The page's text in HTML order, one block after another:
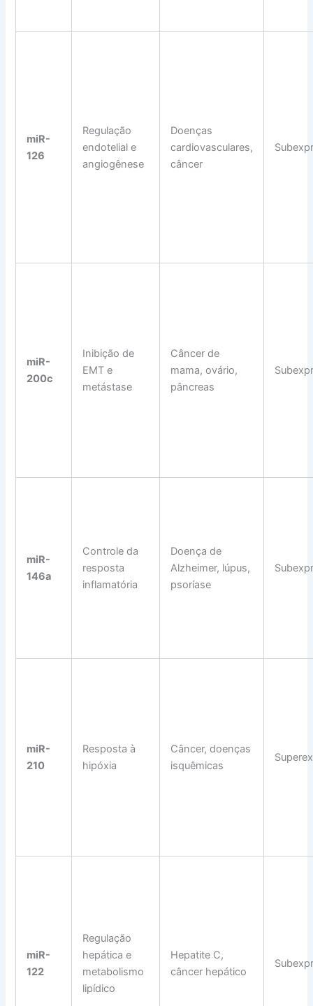
miR-
126
Regulação
endotelial e
angiogênese
Doenças
cardiovasculares,
câncer
miR-
200c
Inibição de
EMT e
metástase
Câncer de
mama, ovário,
pâncreas
miR-
146a
Controle da
resposta
inflamatória
Doença de
Alzheimer, lúpus,
psoríase
miR-
210
Resposta à
hipóxia
Câncer, doenças
isquêmicas
miR-
122
Regulação
hepática e
metabolismo
lipídico
Hepatite C,
câncer hepático